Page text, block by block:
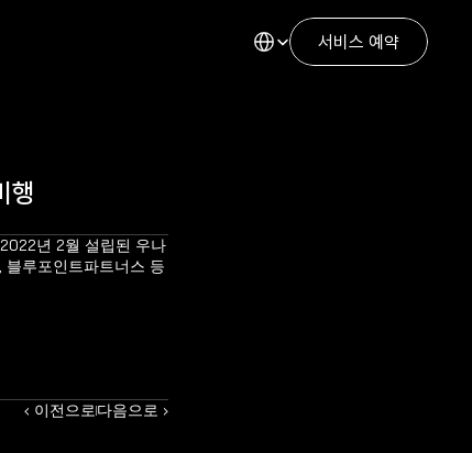
Select Language서비스 예약
행
년 2월 설립된 우나
루포인트파트너스 등
‹ 이전으로다음으로 ›